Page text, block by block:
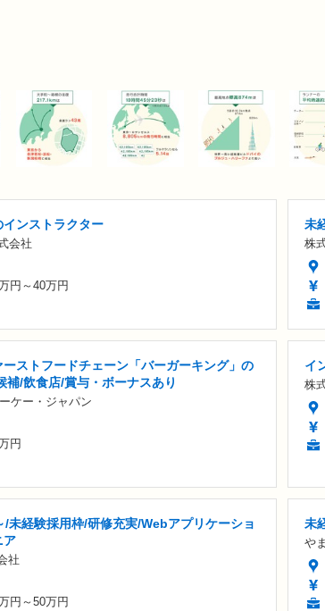
インストラクター
会社
円～40万円
未
株
ーストフードチェーン「バーガーキング」の
補/飲食店/賞与・ボーナスあり
ケー・ジャパン
円
イ
株
/未経験採用枠/研修充実/Webアプリケーショ
ア
社
円～50万円
未
や